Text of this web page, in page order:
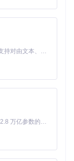
两种音频架
应用音频信
心架构包含四个
输出音频信
组件负责将
见的兼容性问题
MiniMax H3 是一个通用的全模态生成系统。它支持对由文本、图像、视频和音频组成的多模态上下文进行统一理解，并能生成分辨率高达 2K、时长可达 15 秒的带原生立体声音频的视频。得益于面向任务泛化的系统设计，H3 在预训练阶段就已具备广泛的多模态上下文理解与生成能力，能够出色地执行复杂的多模态指令。
Kimi K3 是Kimi能力最强的模型：这是一个拥有 2.8 万亿参数的混合专家（MoE）模型，具备原生视觉理解能力，并支持 100 万 token 的上下文窗口。